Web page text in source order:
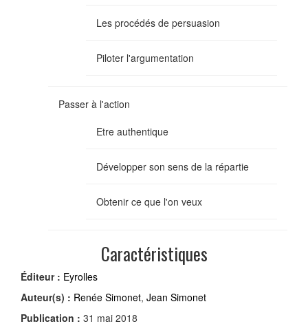
Les procédés de persuasion
Piloter l'argumentation
Passer à l'action
Etre authentique
Développer son sens de la répartie
Obtenir ce que l'on veux
Caractéristiques
Éditeur : Eyrolles
Auteur(s) : Renée Simonet, Jean Simonet
Publication : 31 mai 2018